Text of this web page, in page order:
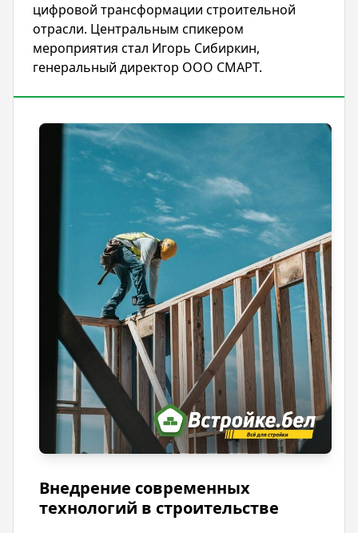
цифровой трансформации строительной
отрасли. Центральным спикером
мероприятия стал Игорь Сибиркин,
генеральный директор ООО СМАРТ.
Внедрение современных
технологий в строительстве